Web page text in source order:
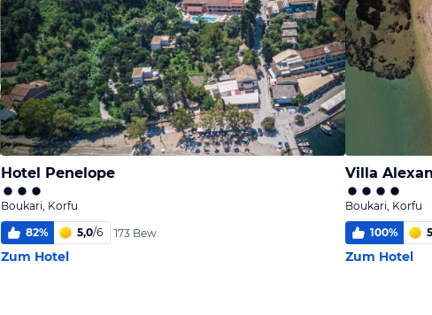
Hotel Penelope
Boukari, Korfu
82% 5,0/6 173 Bew.
Zum Hotel
Villa
Boukari, Korfu
100%
Zum Hotel